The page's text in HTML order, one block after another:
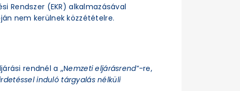
Rendszer (EKR) alkalmazásával
nem kerülnek közzétételre.
rendnél a „Nemzeti eljárásrend”-re,
induló tárgyalás nélküli